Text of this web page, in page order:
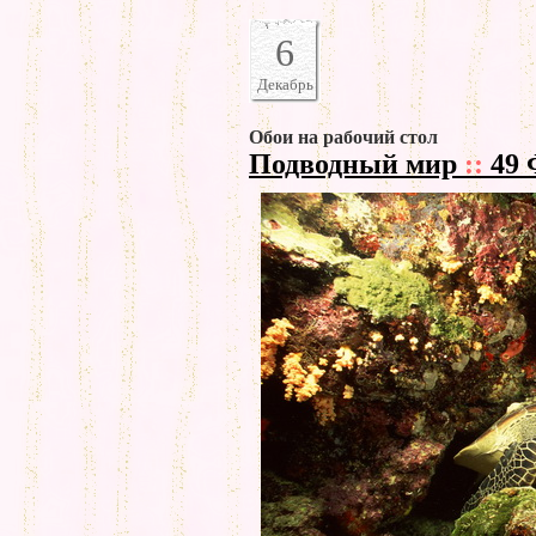
6
Декабрь
Обои на рабочий стол
Подводный мир :: 49